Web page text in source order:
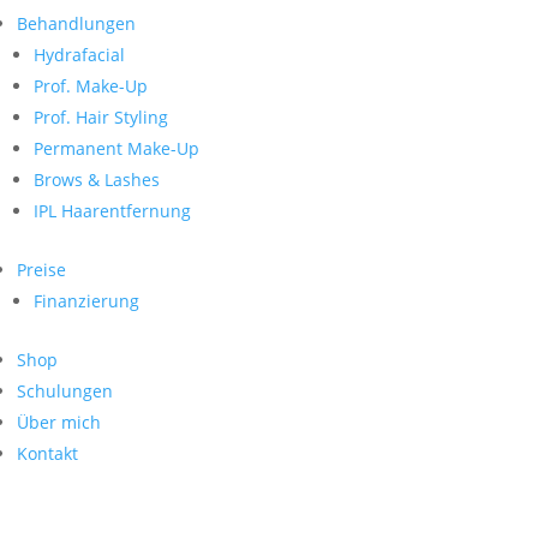
Behandlungen
Hydrafacial
Prof. Make-Up
Prof. Hair Styling
Permanent Make-Up
Brows & Lashes
IPL Haarentfernung
Preise
Finanzierung
Shop
Schulungen
Über mich
Kontakt
nach:
Neueste Kommentare
Archiv
Kategorien
Keine Kategorien
Meta
Anmelden
Feed der Einträge
WordPress.org
Search
nach:
Archive
Kontakt
Impressum
Datenschutz